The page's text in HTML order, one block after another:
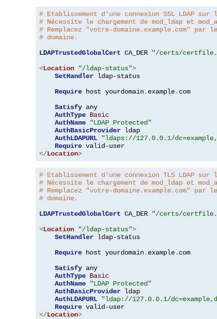
# Etablissement d'une connexion SSL LDAP
# Nécessite le chargement de mod_ldap et
# Remplacez "votre-domaine.example.com" par
# domaine.
LDAPTrustedGlobalCert CA_DER
"/certs/
<Location "/ldap-status">
SetHandler ldap-status
Require host yourdomain. example. com
Satisfy any
AuthType Basic
AuthName
"LDAP Protected"
AuthBasicProvider ldap
AuthLDAPURL
"ldaps://127.0.0.1/
Require
</Location>
# Etablissement d'une connexion TLS LDAP
# Nécessite le chargement de mod_ldap et
# Remplacez "votre-domaine.example.com" par
# domaine.
LDAPTrustedGlobalCert CA_DER
"/certs/
<Location "/ldap-status">
SetHandler ldap-status
Require host yourdomain. example. com
Satisfy any
AuthType Basic
AuthName
"LDAP Protected"
AuthBasicProvider ldap
AuthLDAPURL
"ldap://127.0.0.1/
Require
</Location>